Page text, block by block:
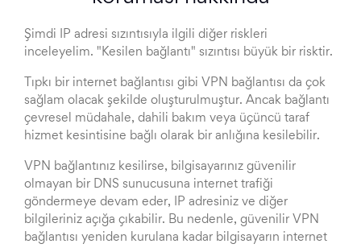
Şimdi IP adresi sızıntısıyla ilgili diğer riskleri
inceleyelim. "Kesilen bağlantı" sızıntısı büyük bir risktir.
Tıpkı bir internet bağlantısı gibi VPN bağlantısı da çok
sağlam olacak şekilde oluşturulmuştur. Ancak bağlantı
çevresel müdahale, dahili bakım veya üçüncü taraf
hizmet kesintisine bağlı olarak bir anlığına kesilebilir.
VPN bağlantınız kesilirse, bilgisayarınız güvenilir
olmayan bir DNS sunucusuna internet trafiği
göndermeye devam eder, IP adresiniz ve diğer
bilgileriniz açığa çıkabilir. Bu nedenle, güvenilir VPN
bağlantısı yeniden kurulana kadar bilgisayarın internet